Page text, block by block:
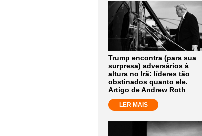
Trump encontra (para sua
surpresa) adversários à
altura no Irã: líderes tão
obstinados quanto ele.
Artigo de Andrew Roth
LER MAIS